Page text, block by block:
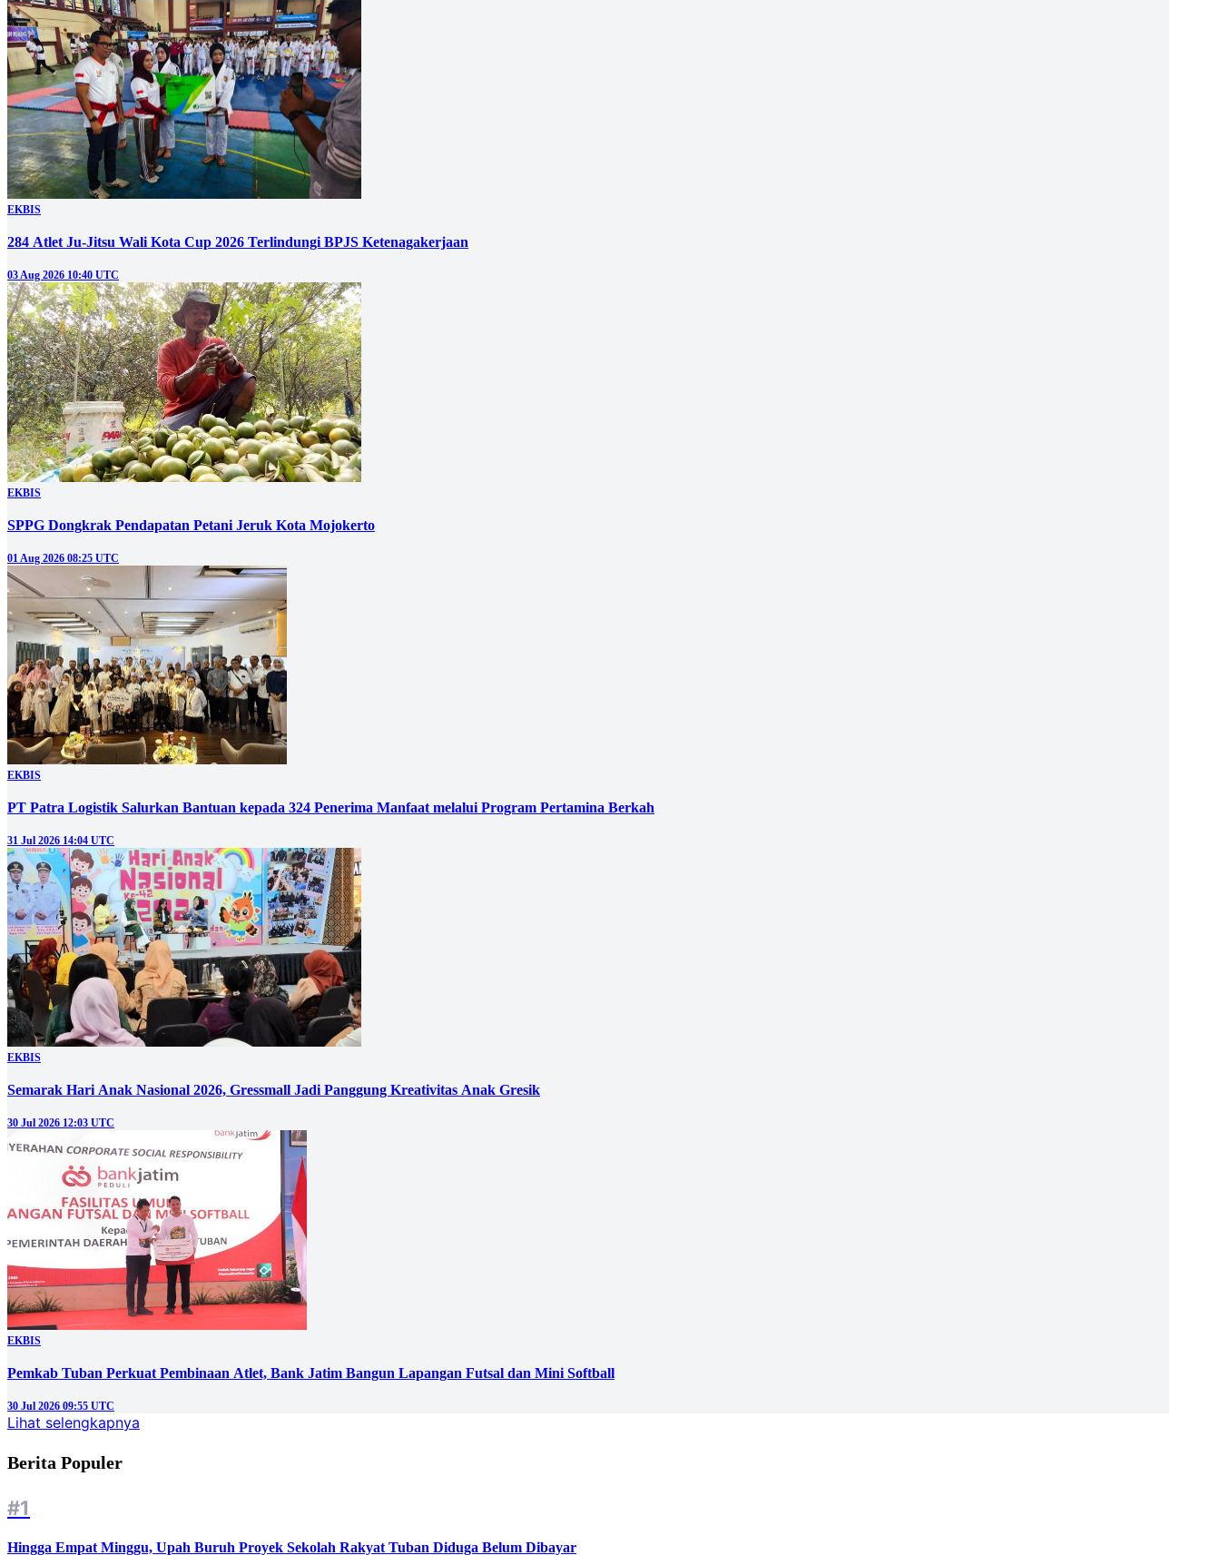
EKBIS
284 Atlet Ju-Jitsu Wali Kota Cup 2026 Terlindungi BPJS Ketenagakerjaan
03 Aug 2026 10:40 UTC
EKBIS
SPPG Dongkrak Pendapatan Petani Jeruk Kota Mojokerto
01 Aug 2026 08:25 UTC
EKBIS
PT Patra Logistik Salurkan Bantuan kepada 324 Penerima Manfaat melalui Program Pertamina Berkah
31 Jul 2026 14:04 UTC
EKBIS
Semarak Hari Anak Nasional 2026, Gressmall Jadi Panggung Kreativitas Anak Gresik
30 Jul 2026 12:03 UTC
EKBIS
Pemkab Tuban Perkuat Pembinaan Atlet, Bank Jatim Bangun Lapangan Futsal dan Mini Softball
30 Jul 2026 09:55 UTC
Lihat selengkapnya
Berita Populer
#1
Hingga Empat Minggu, Upah Buruh Proyek Sekolah Rakyat Tuban Diduga Belum Dibayar